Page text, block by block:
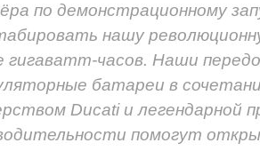
по демонстрационному
нашу
гигаватт-часов. Наши
батареи в
Ducati и легендарной
помогут